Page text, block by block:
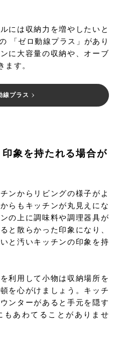
には収納力を増やしたいと
「ゼロ動線プラス」があり
に大容量の収納や、オーブ
ます。
線プラス
象を持たれる場合が
ンからリビングの様子がよ
らもキッチンが丸見えにな
の上に調味料や調理器具が
と散らかった印象になり、
と汚いキッチンの印象を持
利用して小物は収納場所を
を心がけましょう。キッチ
ンターがあると手元を隠す
もあわてることがありませ